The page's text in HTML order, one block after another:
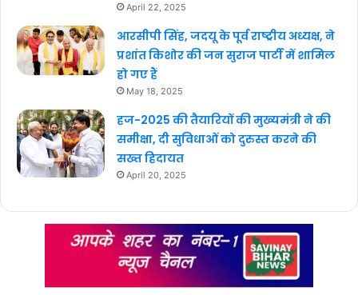
April 22, 2025
आरसीपी सिंह, जदयू के पूर्व राष्ट्रीय अध्यक्ष, ने
प्रशांत किशोर की जन सुराज पार्टी में शामिल
हो गए हैं
May 18, 2025
हज-2025 की तैयारियों की मुख्यमंत्री ने की
समीक्षा, दी सुविधाओं को दुरुस्त करने की
सख्त हिदायत
April 20, 2025